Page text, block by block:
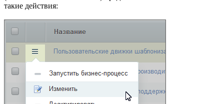
такие действия: